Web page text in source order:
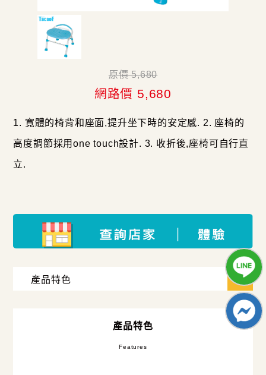
原價 5,680
網路價 5,680
1. 寛體的椅背和座面,提升坐下時的安定感. 2. 座椅的
高度調節採用one touch設計. 3. 收折後,座椅可自行直
立.
產品特色
Features